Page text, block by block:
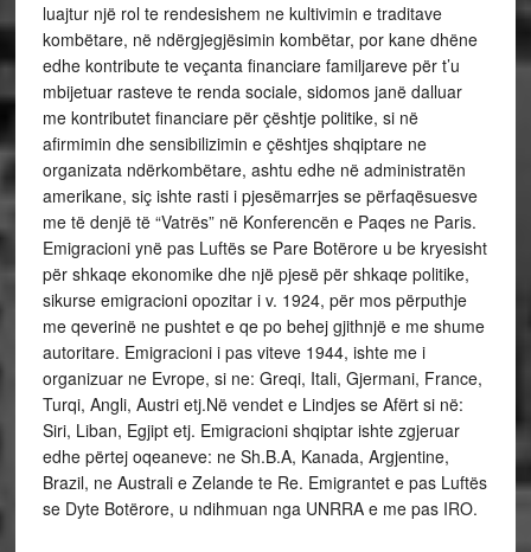
luajtur një rol te rendesishem ne kultivimin e traditave
kombëtare, në ndërgjegjësimin kombëtar, por kane dhëne
edhe kontribute te veçanta financiare familjareve për t’u
mbijetuar rasteve te renda sociale, sidomos janë dalluar
me kontributet financiare për çështje politike, si në
afirmimin dhe sensibilizimin e çështjes shqiptare ne
organizata ndërkombëtare, ashtu edhe në administratën
amerikane, siç ishte rasti i pjesëmarrjes se përfaqësuesve
me të denjë të “Vatrës” në Konferencën e Paqes ne Paris.
Emigracioni ynë pas Luftës se Pare Botërore u be kryesisht
për shkaqe ekonomike dhe një pjesë për shkaqe politike,
sikurse emigracioni opozitar i v. 1924, për mos përputhje
me qeverinë ne pushtet e qe po behej gjithnjë e me shume
autoritare. Emigracioni i pas viteve 1944, ishte me i
organizuar ne Evrope, si ne: Greqi, Itali, Gjermani, France,
Turqi, Angli, Austri etj.Në vendet e Lindjes se Afërt si në:
Siri, Liban, Egjipt etj. Emigracioni shqiptar ishte zgjeruar
edhe përtej oqeaneve: ne Sh.B.A, Kanada, Argjentine,
Brazil, ne Australi e Zelande te Re. Emigrantet e pas Luftës
se Dyte Botërore, u ndihmuan nga UNRRA e me pas IRO.